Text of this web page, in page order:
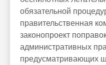
обязательной
правительственная
законопроект
административных
предусматривающих